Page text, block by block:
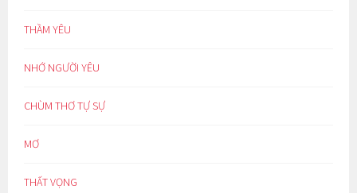
THẦM YÊU
NHỚ NGƯỜI YÊU
CHÙM THƠ TỰ SỰ
MƠ
THẤT VỌNG